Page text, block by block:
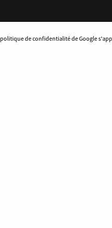
politique de confidentialité de Google